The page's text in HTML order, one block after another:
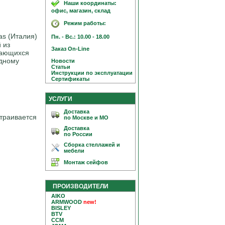
(Италия)
из
Наши координаты:
офис, магазин, склад
Режим работы:
Пн. - Вс.: 10.00 - 18.00
Заказ On-Line
Новости
Статьи
Инструкции по эксплуатации
Сертификаты
УСЛУГИ
Доставка
по Москве и МО
Доставка
по России
Сборка стеллажей и
мебели
Монтаж сейфов
ПРОИЗВОДИТЕЛИ
AIKO
ARMWOOD new!
BISLEY
BTV
CCM